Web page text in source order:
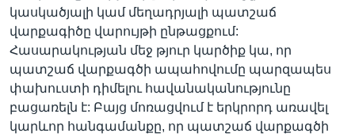
կասկածյալի կամ մեղադրյալի պատշաճ
վարքագիծը վարույթի ընթացքում:
Հասարակության մեջ թյուր կարծիք կա, որ
պատշաճ վարքագծի ապահովումը պարզապես
փախուստի դիմելու հավանականությունը
բացառելն է: Բայց մոռացվում է երկրորդ առավել
կարևոր հանգամանքը, որ պատշաճ վարքագծի